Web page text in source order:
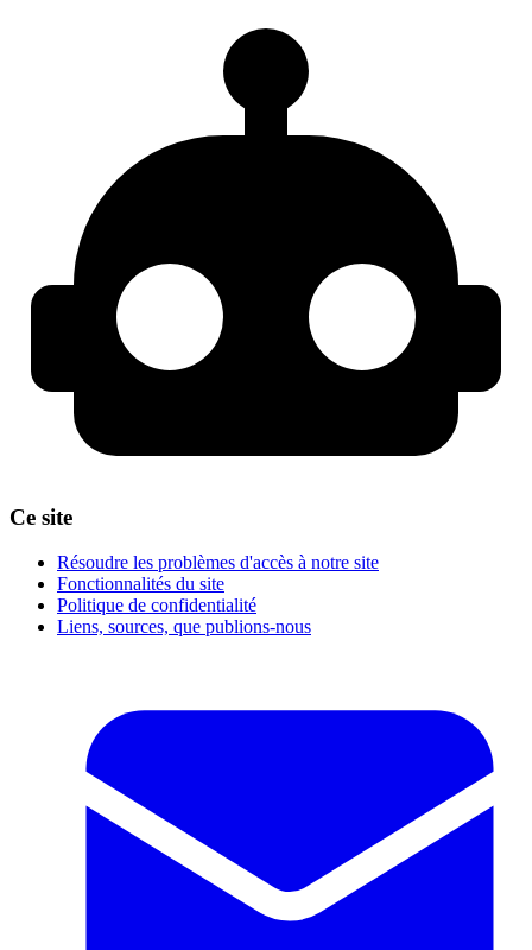
Ce site
Résoudre les problèmes d'accès à notre site
Fonctionnalités du site
Politique de confidentialité
Liens, sources, que publions-nous